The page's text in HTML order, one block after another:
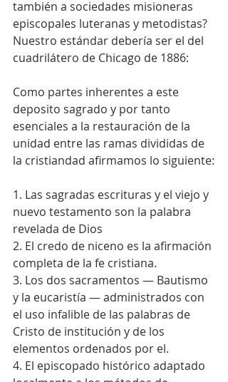
también a sociedades misioneras
episcopales luteranas y metodistas?
Nuestro estándar debería ser el del
cuadrilátero de Chicago de 1886:
Como partes inherentes a este
deposito sagrado y por tanto
esenciales a la restauración de la
unidad entre las ramas divididas de
la cristiandad afirmamos lo siguiente:
1. Las sagradas escrituras y el viejo y
nuevo testamento son la palabra
revelada de Dios
2. El credo de niceno es la afirmación
completa de la fe cristiana.
3. Los dos sacramentos — Bautismo
y la eucaristía — administrados con
el uso infalible de las palabras de
Cristo de institución y de los
elementos ordenados por el.
4. El episcopado histórico adaptado